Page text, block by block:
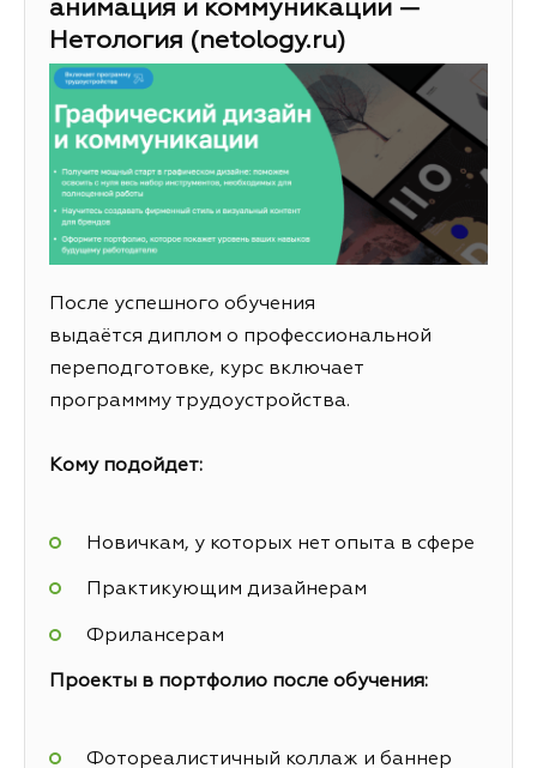
анимация и коммуникации —
Нетология (netology.ru)
После успешного обучения
выдаётся диплом о профессиональной
переподготовке, курс включает
программму трудоустройства.
Кому подойдет:
Новичкам, у которых нет опыта в сфере
Практикующим дизайнерам
Фрилансерам
Проекты в портфолио после обучения:
Фотореалистичный коллаж и баннер